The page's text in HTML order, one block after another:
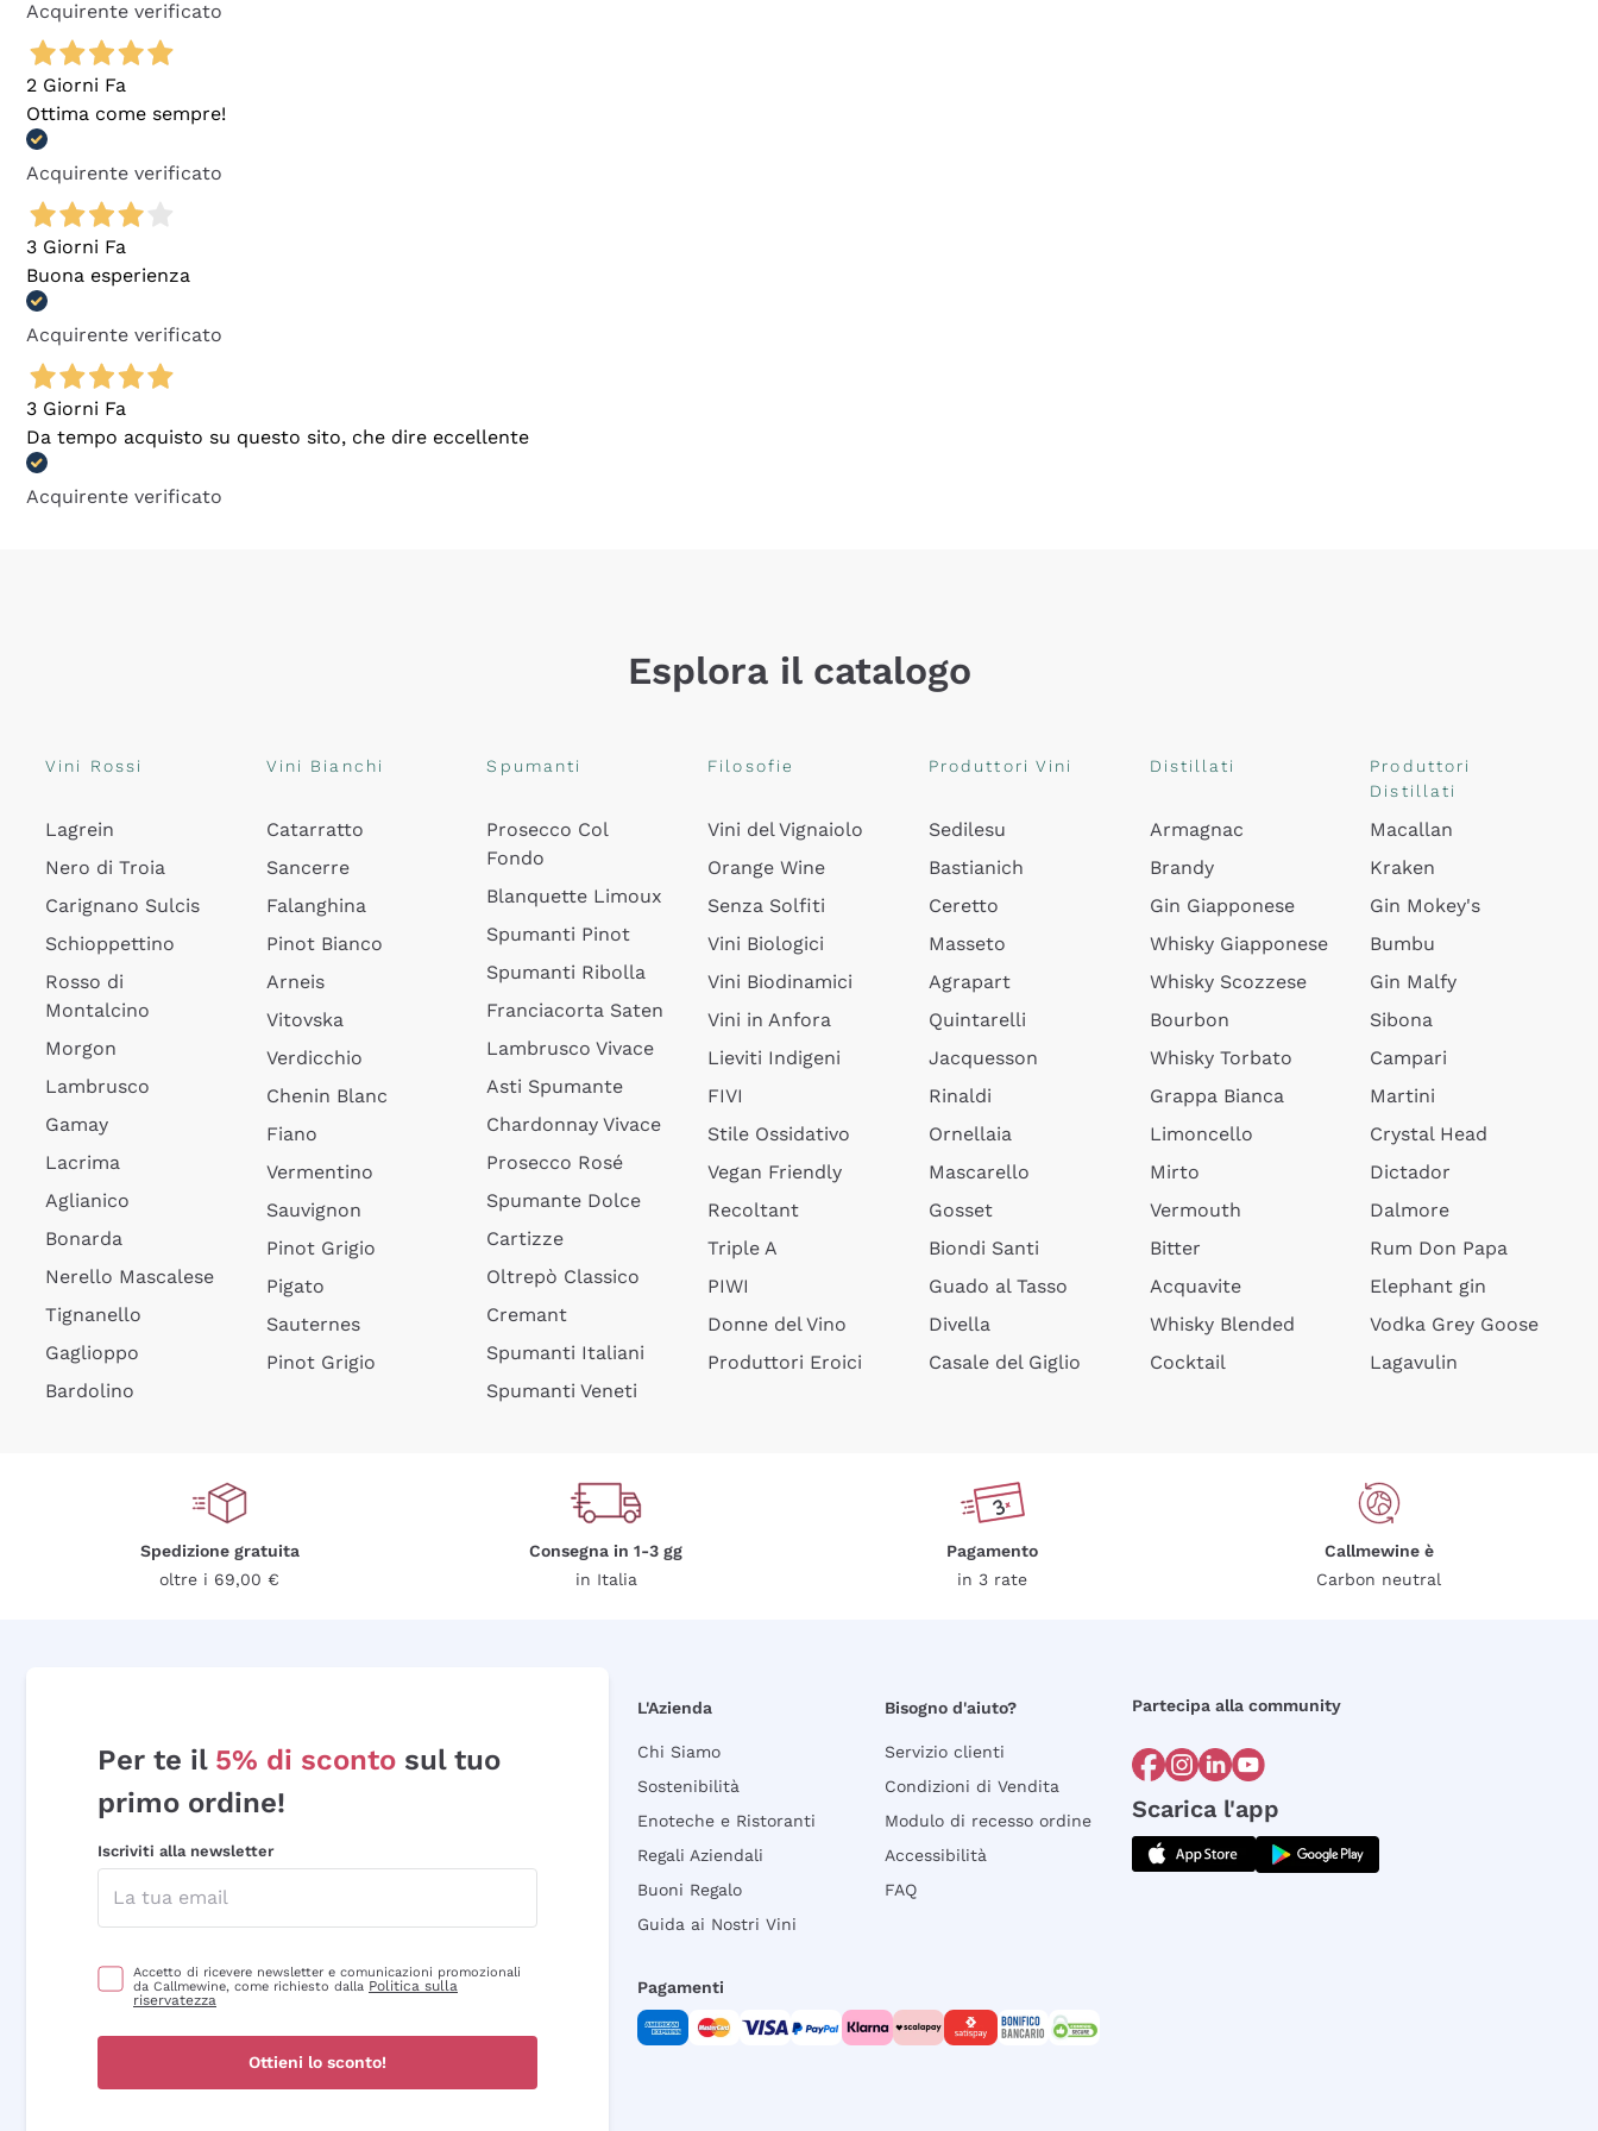
Acquirente verificato
2 Giorni Fa
Ottima come sempre!
Acquirente verificato
3 Giorni Fa
Buona esperienza
Acquirente verificato
3 Giorni Fa
Da tempo acquisto su questo sito, che dire eccellente
Acquirente verificato
Esplora il catalogo
Vini Rossi
Lagrein
Nero di Troia
Carignano Sulcis
Schioppettino
Rosso di
Montalcino
Morgon
Lambrusco
Gamay
Lacrima
Aglianico
Bonarda
Nerello Mascalese
Tignanello
Gaglioppo
Bardolino
Vini Bianchi
Catarratto
Sancerre
Falanghina
Pinot Bianco
Arneis
Vitovska
Verdicchio
Chenin Blanc
Fiano
Vermentino
Sauvignon
Pinot Grigio
Pigato
Sauternes
Pinot Grigio
Spumanti
Prosecco Col
Fondo
Blanquette Limoux
Spumanti Pinot
Spumanti Ribolla
Franciacorta Saten
Lambrusco Vivace
Asti Spumante
Chardonnay Vivace
Prosecco Rosé
Spumante Dolce
Cartizze
Oltrepò Classico
Cremant
Spumanti Italiani
Spumanti Veneti
Filosofie
Vini del Vignaiolo
Orange Wine
Senza Solfiti
Vini Biologici
Vini Biodinamici
Vini in Anfora
Lieviti Indigeni
FIVI
Stile Ossidativo
Vegan Friendly
Recoltant
Triple A
PIWI
Donne del Vino
Produttori Eroici
Produttori Vini
Sedilesu
Bastianich
Ceretto
Masseto
Agrapart
Quintarelli
Jacquesson
Rinaldi
Ornellaia
Mascarello
Gosset
Biondi Santi
Guado al Tasso
Divella
Casale del Giglio
Distillati
Armagnac
Brandy
Gin Giapponese
Whisky Giapponese
Whisky Scozzese
Bourbon
Whisky Torbato
Grappa Bianca
Limoncello
Mirto
Vermouth
Bitter
Acquavite
Whisky Blended
Cocktail
Produttori
Distillati
Macallan
Kraken
Gin Mokey's
Bumbu
Gin Malfy
Sibona
Campari
Martini
Crystal Head
Dictador
Dalmore
Rum Don Papa
Elephant gin
Vodka Grey Goose
Lagavulin
Spedizione gratuita
oltre i 69,00 €
Consegna in 1-3 gg
in Italia
Pagamento
in 3 rate
Callmewine è
Carbon neutral
Per te il 5% di sconto sul tuo
primo ordine!
Iscriviti alla newsletter
Accetto di ricevere newsletter e comunicazioni promozionali
da Callmewine, come richiesto dalla Politica sulla
riservatezza
Ottieni lo sconto!
L'Azienda
Chi Siamo
Sostenibilità
Enoteche e Ristoranti
Regali Aziendali
Buoni Regalo
Guida ai Nostri Vini
Bisogno d'aiuto?
Servizio clienti
Condizioni di Vendita
Modulo di recesso ordine
Accessibilità
FAQ
Partecipa alla community
Scarica l'app
Pagamenti